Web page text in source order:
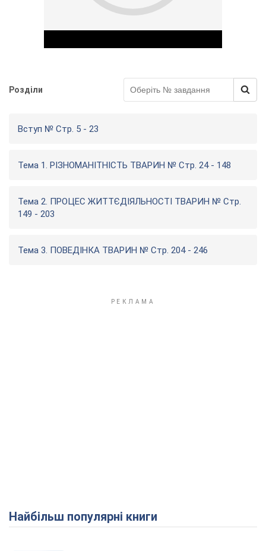
Розділи
Вступ № Стр. 5 - 23
Тема 1. РІЗНОМАНІТНІСТЬ ТВАРИН № Стр. 24 - 148
Тема 2. ПРОЦЕС ЖИТТЄДІЯЛЬНОСТІ ТВАРИН № Стр.
149 - 203
Тема 3. ПОВЕДІНКА ТВАРИН № Стр. 204 - 246
Найбільш популярні книги